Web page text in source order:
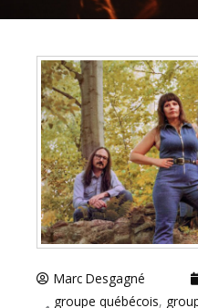
Marc Desgagné
groupe québécois,